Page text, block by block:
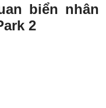
biển nhân
2